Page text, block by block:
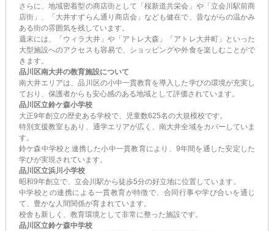
さらに、地域密着型の商店街として「桜新道共栄会」や「立会川駅前商
店街」、「大井すずらん通り商店会」なども健在で、昔ながらの温かみ
ある街の雰囲気を残しています。
週末には、「ウィラ大井」や「アトレ大森」「アトレ大井町」といった
大型施設へのアクセスも容易で、ショッピングや外食を楽しむことがで
きます。
品川区南大井の教育施設について
南大井エリアは、品川区の小中一貫教育を導入した学びの環境が充実し
ており、保護者からも安心感のある地域として評価されています。
品川区立鈴ケ森小学校
大正9年創立の歴史ある学校で、児童数625名の大規模校です。
特別支援教室もあり、通学エリアが広く、南大井全域をカバーしていま
す。
鈴ケ森中学校と連携した小中一貫教育により、9年間を通した安定した
学びが実現されています。
品川区立浜川小学校
昭和9年創立で、立会川駅から徒歩5分の好立地に位置しています。
中学校との連携による一貫教育が特徴で、合同行事や学び合いを通じ
て、豊かな人間関係が育まれています。
校舎も新しく、教育環境として非常に整った施設です。
品川区立鈴ケ森中学校